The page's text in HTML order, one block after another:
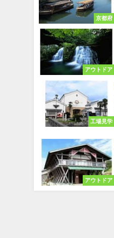
京都府
アウトドア
工場見学
アウトドア